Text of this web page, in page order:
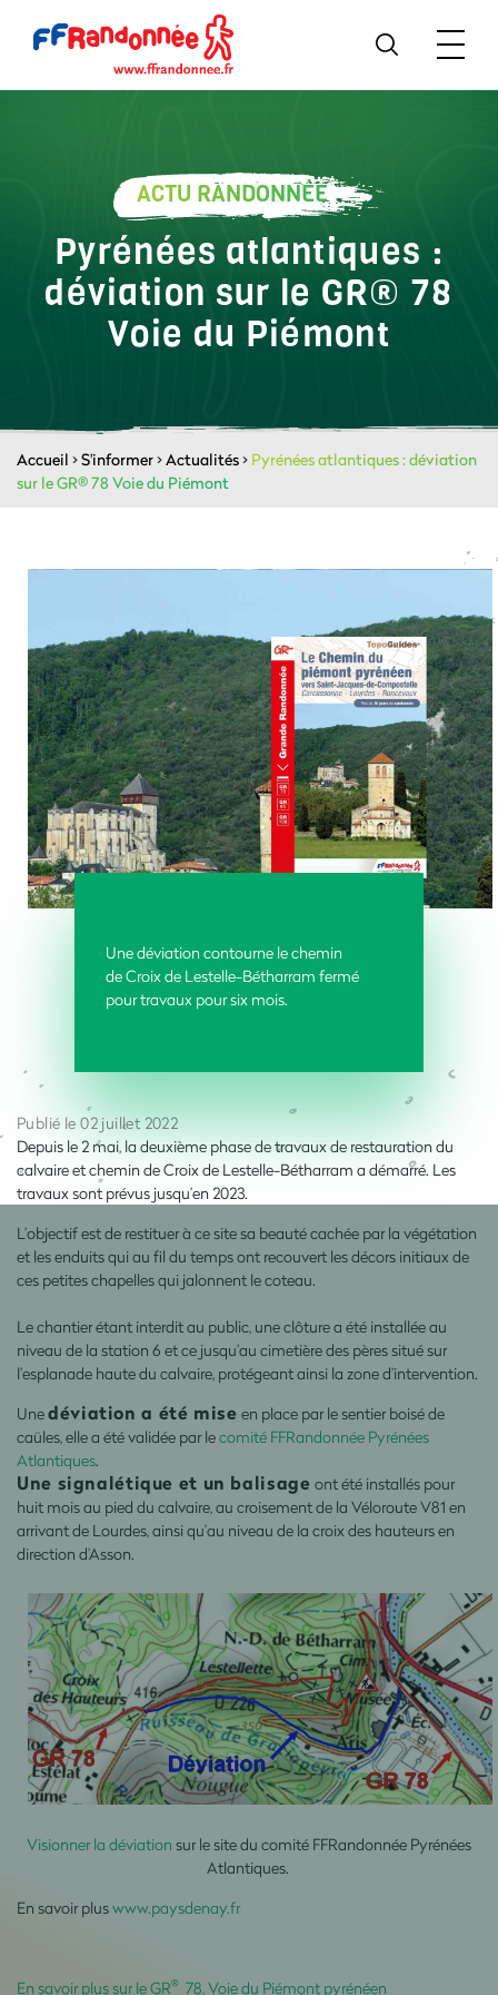
ACTU RANDONNÉE
Pyrénées atlantiques :
déviation sur le GR® 78
Voie du Piémont
Accueil >S'informer>Actualités> Pyrénées atlantiques : déviation
sur le GR® 78 Voie du Piémont
Une déviation contourne le chemin
de Croix de Lestelle-Bétharram fermé
pour travaux pour six mois.
Publié le 02 juillet 2022
Depuis le 2 mai, la deuxième phase de travaux de restauration du
calvaire et chemin de Croix de Lestelle-Bétharram a démarré. Les
travaux sont prévus jusqu’en 2023.
L’objectif est de restituer à ce site sa beauté cachée par la végétation
et les enduits qui au fil du temps ont recouvert les décors initiaux de
ces petites chapelles qui jalonnent le coteau.
Le chantier étant interdit au public, une clôture a été installée au
niveau de la station 6 et ce jusqu’au cimetière des pères situé sur
l’esplanade haute du calvaire, protégeant ainsi la zone d’intervention.
Unedéviation a été mise en place par le sentier boisé de
caüles, elle a été validée par lecomité FFRandonnée Pyrénées
Atlantiques.
Une signalétique et un balisage ont été installés pour
huit mois au pied du calvaire, au croisement de la Véloroute V81 en
arrivant de Lourdes, ainsi qu’au niveau de la croix des hauteurs en
direction d’Asson.
Visionner la déviation sur le site du comité FFRandonnée Pyrénées
Atlantiques.
En savoir pluswww.paysdenay.fr
En savoir plus sur le GR® 78, Voie du Piémont pyrénéen